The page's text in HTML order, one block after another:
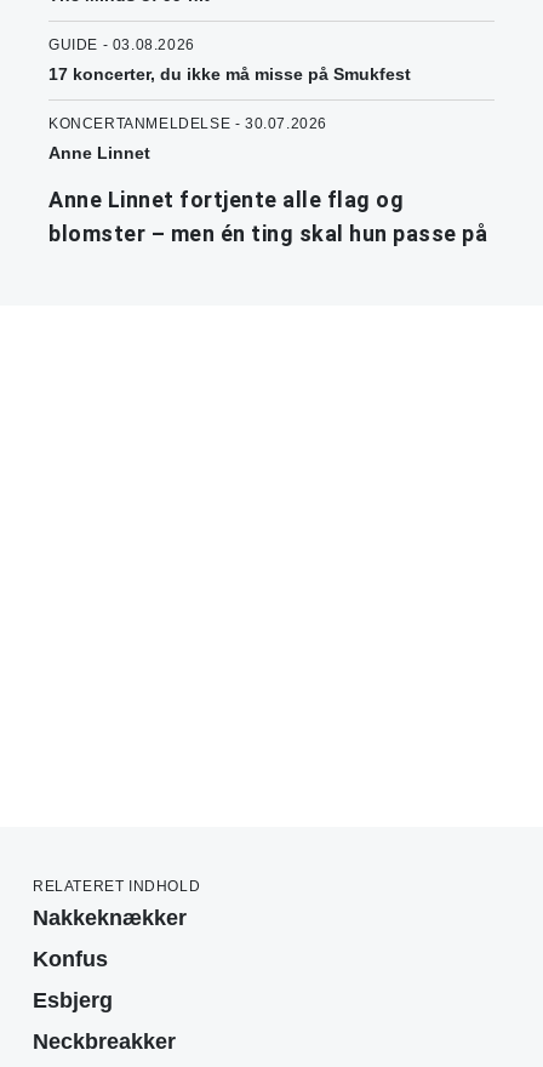
GUIDE - 03.08.2026
17 koncerter, du ikke må misse på Smukfest
KONCERTANMELDELSE - 30.07.2026
Anne Linnet
Anne Linnet fortjente alle flag og
blomster – men én ting skal hun passe på
RELATERET INDHOLD
Nakkeknækker
Konfus
Esbjerg
Neckbreakker